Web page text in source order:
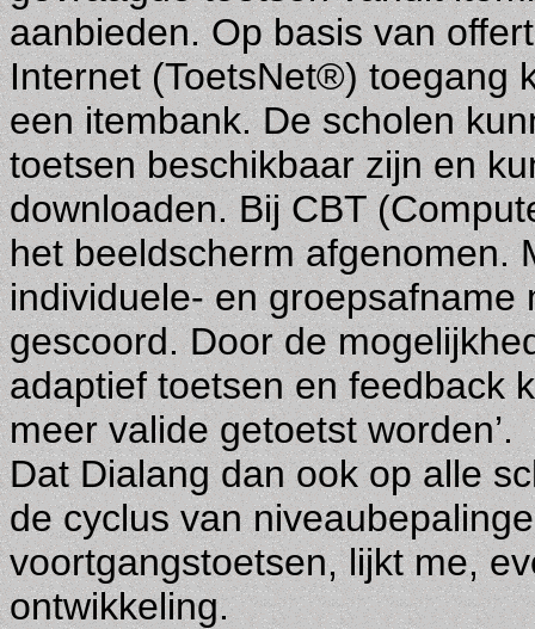
aanbieden. Op basis van
Internet (ToetsNet®) toegang
een itembank. De scholen
toetsen beschikbaar zijn en
downloaden. Bij CBT
het beeldscherm afgenomen.
individuele- en
gescoord. Door de
adaptief toetsen en feedback
meer valide getoetst worden’.
Dat Dialang dan ook op alle
de cyclus van
voortgangstoetsen, lijkt me,
ontwikkeling.